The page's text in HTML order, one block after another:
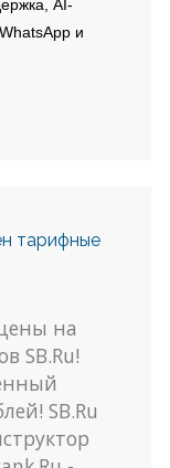
AI-
и
тарифные
на
SB.Ru!
SB.Ru